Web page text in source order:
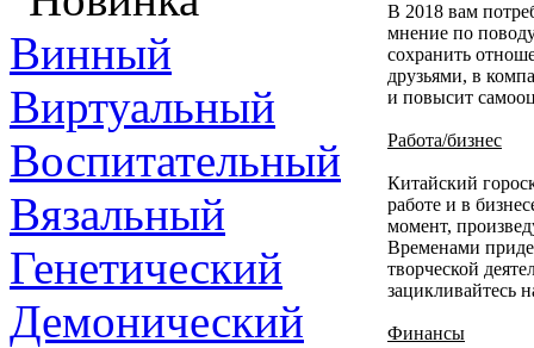
Винный
Виртуальный
Воспитательный
Вязальный
Генетический
Демонический
В 2018 вам
мнение по
сохранить
друзьями, в
и повысит
Работа/бизнес
Китайский
работе и в
момент,
Временами
творческой
зацикливайтесь
Финансы